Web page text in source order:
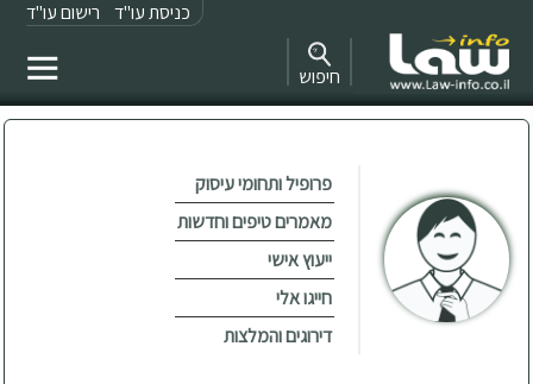
כניסת עו"ד רישום עו"ד
חיפוש
פרופיל ותחומי עיסוק
מאמרים טיפים וחדשות
ייעוץ אישי
חייגו אלי
דירוגים והמלצות